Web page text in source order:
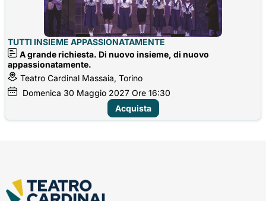
TUTTI INSIEME APPASSIONATAMENTE
A grande richiesta. Di nuovo insieme, di nuovo
appassionatamente.
Teatro Cardinal Massaia, Torino
Domenica 30 Maggio 2027 Ore 16:30
Acquista